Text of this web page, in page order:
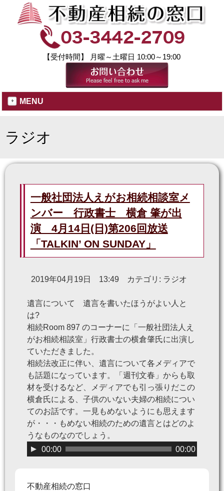
【受付時間】 月曜～土曜日 10:00～19:00
MENU
ラジオ
一般社団法人えがお相続相談室メ
ンバー 行政書士 横倉 肇が出
演 4月14日(日)第206回放送
「TALKIN’ ON SUNDAY」
2019年04月19日 13:49 カテゴリ: ラジオ
遺言について 遺言を書いたほうがよい人と
は?
相続Room 897 のコーナーに「一般社団法人え
がお相続相談室」行政書士の横倉肇氏に出演し
ていただきました。
相続法改正に伴い、遺言について各メディアで
も話題になっています。「週刊文春」からも取
材を受けるなど、メディアでも引っ張りだこの
横倉氏による、子供のいない夫婦の相続につい
てのお話です。一見もめないようにも思えます
が・・・もめない相続のための遺言とはどのよ
うなものなのでしょう。
音
声
レ
00:00 00:00
不動産相続の窓口